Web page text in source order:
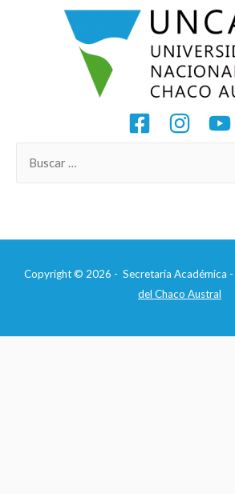
Copyright © 2026 - Secretaría Académica -
del Chaco Austral